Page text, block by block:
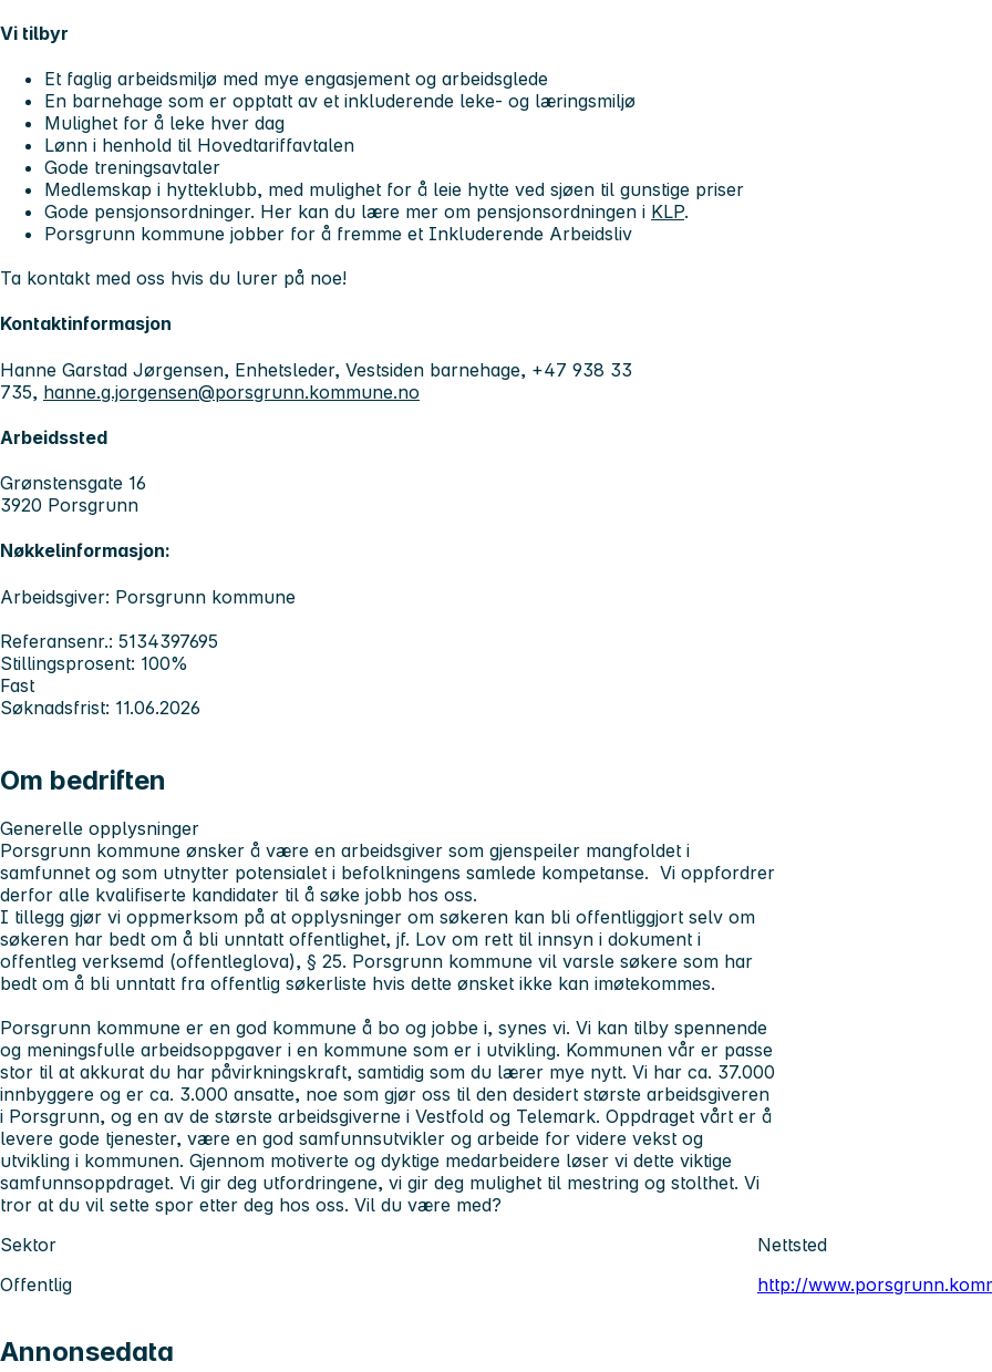
Vi tilbyr
Et faglig arbeidsmiljø med mye engasjement og arbeidsglede
En barnehage som er opptatt av et inkluderende leke- og læringsmiljø
Mulighet for å leke hver dag
Lønn i henhold til Hovedtariffavtalen
Gode treningsavtaler
Medlemskap i hytteklubb, med mulighet for å leie hytte ved sjøen til gunstige priser
Gode pensjonsordninger. Her kan du lære mer om pensjonsordningen i KLP.
Porsgrunn kommune jobber for å fremme et Inkluderende Arbeidsliv
Ta kontakt med oss hvis du lurer på noe!
Kontaktinformasjon
Hanne Garstad Jørgensen, Enhetsleder, Vestsiden barnehage, +47 938 33
735, hanne.g.jorgensen@porsgrunn.kommune.no
Arbeidssted
Grønstensgate 16
3920 Porsgrunn
Nøkkelinformasjon:
Arbeidsgiver: Porsgrunn kommune
Referansenr.: 5134397695
Stillingsprosent: 100%
Fast
Søknadsfrist: 11.06.2026
Om bedriften
Generelle opplysninger
Porsgrunn kommune ønsker å være en arbeidsgiver som gjenspeiler mangfoldet i
samfunnet og som utnytter potensialet i befolkningens samlede kompetanse. Vi oppfordrer
derfor alle kvalifiserte kandidater til å søke jobb hos oss.
I tillegg gjør vi oppmerksom på at opplysninger om søkeren kan bli offentliggjort selv om
søkeren har bedt om å bli unntatt offentlighet, jf. Lov om rett til innsyn i dokument i
offentleg verksemd (offentleglova), § 25. Porsgrunn kommune vil varsle søkere som har
bedt om å bli unntatt fra offentlig søkerliste hvis dette ønsket ikke kan imøtekommes.
Porsgrunn kommune er en god kommune å bo og jobbe i, synes vi. Vi kan tilby spennende
og meningsfulle arbeidsoppgaver i en kommune som er i utvikling. Kommunen vår er passe
stor til at akkurat du har påvirkningskraft, samtidig som du lærer mye nytt. Vi har ca. 37.000
innbyggere og er ca. 3.000 ansatte, noe som gjør oss til den desidert største arbeidsgiveren
i Porsgrunn, og en av de største arbeidsgiverne i Vestfold og Telemark. Oppdraget vårt er å
levere gode tjenester, være en god samfunnsutvikler og arbeide for videre vekst og
utvikling i kommunen. Gjennom motiverte og dyktige medarbeidere løser vi dette viktige
samfunnsoppdraget. Vi gir deg utfordringene, vi gir deg mulighet til mestring og stolthet. Vi
tror at du vil sette spor etter deg hos oss. Vil du være med?
Sektor
Offentlig
Nettsted
http://
Annonsedata